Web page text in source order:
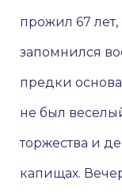
прожил 67
запомнился
предки
не был
торжества и
капищах.